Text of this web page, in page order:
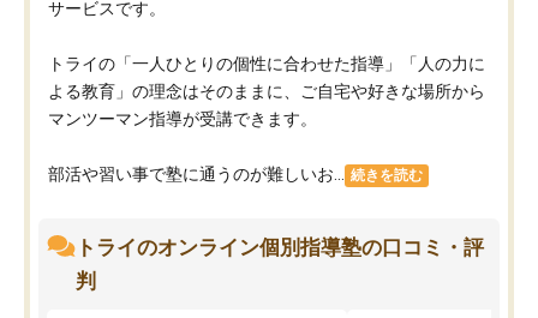
サービスです。
トライの「一人ひとりの個性に合わせた指導」「人の力に
よる教育」の理念はそのままに、ご自宅や好きな場所から
マンツーマン指導が受講できます。
部活や習い事で塾に通うのが難しいお... 続きを読む
トライのオンライン個別指導塾の口コミ・評
判